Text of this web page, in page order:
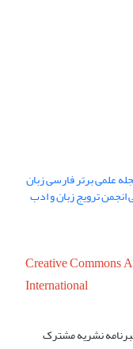
علمی برتر فارسی زبان
انجمن ترویج زبان و ادب
Creative Commons
International
نشریه مشترک